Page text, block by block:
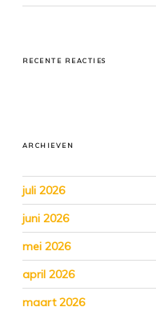
RECENTE REACTIES
ARCHIEVEN
juli 2026
juni 2026
mei 2026
april 2026
maart 2026